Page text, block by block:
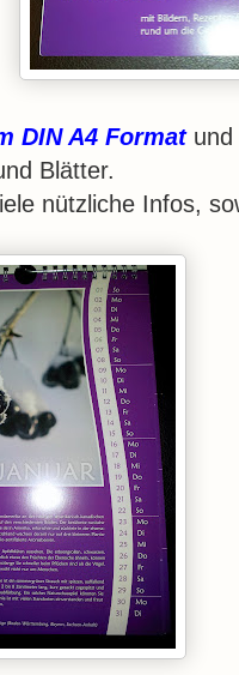
DIN A4 Formatund
Blätter.
nützliche Infos,